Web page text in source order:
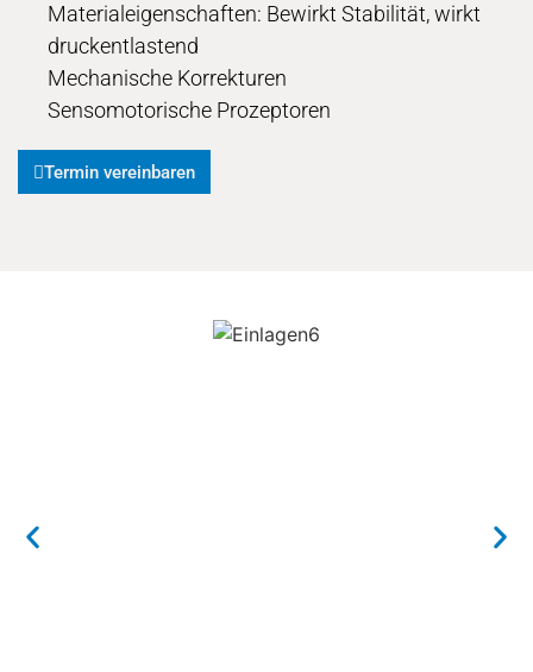
Materialeigenschaften: Bewirkt Stabilität, wirkt
druckentlastend
Mechanische Korrekturen
Sensomotorische Prozeptoren
Termin vereinbaren